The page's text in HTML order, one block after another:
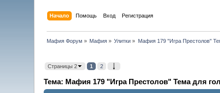
Начало Помощь Вход Регистрация
Мафия Форум » Мафия » Улитки » Мафия 179 "Игра Престолов"
Страницы 2 1 2
Тема: Мафия 179 "Игра Престолов" Тема для